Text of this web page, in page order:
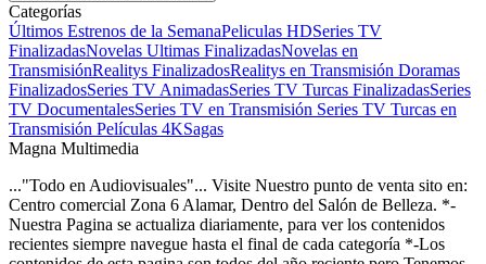
Categorías
Últimos Estrenos de la SemanaPeliculas HDSeries TV
FinalizadasNovelas Ultimas FinalizadasNovelas en
TransmisiónRealitys FinalizadosRealitys en Transmisión Doramas
FinalizadosSeries TV AnimadasSeries TV Turcas FinalizadasSeries
TV DocumentalesSeries TV en Transmisión Series TV Turcas en
Transmisión Películas 4KSagas
Magna Multimedia
..."Todo en Audiovisuales"... Visite Nuestro punto de venta sito en:
Centro comercial Zona 6 Alamar, Dentro del Salón de Belleza. *-
Nuestra Pagina se actualiza diariamente, para ver los contenidos
recientes siempre navegue hasta el final de cada categoría *-Los